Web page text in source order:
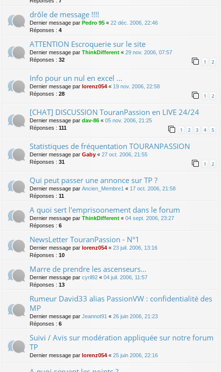
drôle de message !!!!
Dernier message par Pedro 95 « 22 déc. 2006, 22:46
Réponses : 4
ATTENTION Escroquerie sur le site
Dernier message par ThinkDifferent « 29 nov. 2006, 07:57
Réponses : 32 1 2
Info pour un nul en excel ...
Dernier message par lorenz054 « 19 nov. 2006, 22:58
Réponses : 28 1 2
[CHAT] DISCUSSION TouranPassion en LIVE 24/24
Dernier message par dav-86 « 05 nov. 2006, 21:25
Réponses : 111 1 2 3 4 5
Statistiques de fréquentation TOURANPASSION
Dernier message par Gaby « 27 oct. 2006, 21:55
Réponses : 31 1 2
Qui peut passer une annonce sur TP ?
Dernier message par Ancien_Membre1 « 17 oct. 2006, 21:58
Réponses : 11
A quoi sert l'emprisoonement dans le forum
Dernier message par ThinkDifferent « 04 sept. 2006, 23:27
Réponses : 6
NewsLetter TouranPassion - N°1
Dernier message par lorenz054 « 23 juil. 2006, 13:16
Réponses : 10
Marre de prendre les ascenseurs...
Dernier message par cyril92 « 04 juil. 2006, 11:57
Réponses : 13
Rumeur David33 alias PassionVW : confidentialité des
MP
Dernier message par Jeannot91 « 26 juin 2006, 21:23
Réponses : 6
Suivi / Avis sur modération appliquée sur notre forum
TP
Dernier message par lorenz054 « 25 juin 2006, 22:16